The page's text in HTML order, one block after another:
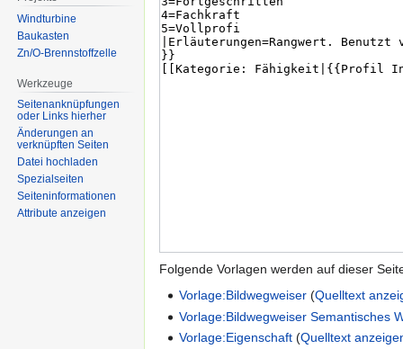
Folgende Vorlagen werden auf dieser
Vorlage:Bildwegweiser (Quelltext
Vorlage:Bildwegweiser Semantisches
Vorlage:Eigenschaft (Quelltext
Windturbine
Baukasten
Zn/O-Brennstoffzelle
Werkzeuge
Seitenanknüpfungen
oder Links hierher
Änderungen an
verknüpften Seiten
Datei hochladen
Spezialseiten
Seiten­informationen
Attribute anzeigen